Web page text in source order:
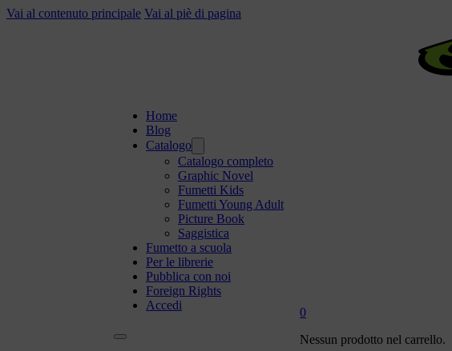
Vai al contenuto principale Vai al piè di pagina
Home
Blog
Catalogo
Catalogo completo
Graphic Novel
Fumetti Kids
Fumetti Young Adult
Picture Book
Saggistica
Fumetto a scuola
Per le librerie
Pubblica con noi
Foreign Rights
Accedi
0
Nessun prodotto nel carrello.